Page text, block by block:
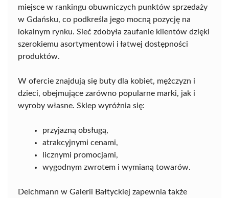
miejsce w rankingu obuwniczych punktów sprzedaży
w Gdańsku, co podkreśla jego mocną pozycję na
lokalnym rynku. Sieć zdobyła zaufanie klientów dzięki
szerokiemu asortymentowi i łatwej dostępności
produktów.
W ofercie znajdują się buty dla kobiet, mężczyzn i
dzieci, obejmujące zarówno popularne marki, jak i
wyroby własne. Sklep wyróżnia się:
przyjazną obsługą,
atrakcyjnymi cenami,
licznymi promocjami,
wygodnym zwrotem i wymianą towarów.
Deichmann w Galerii Bałtyckiej zapewnia także